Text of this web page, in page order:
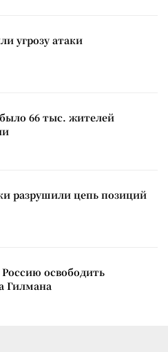
угрозу атаки
66 тыс. жителей
разрушили цепь позиций
освободить
Гилмана